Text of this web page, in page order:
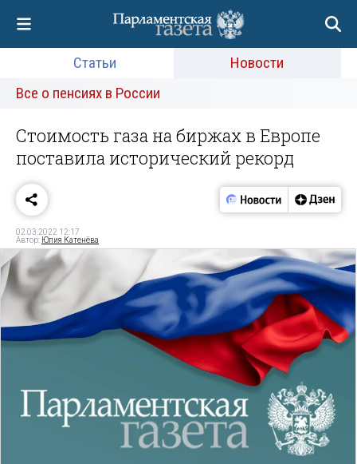
Статьи
Новости
Все о пенсиях в России
Стоимость газа на биржах в Европе
поставила исторический рекорд
02.03.2022 12:17
Автор: Юлия Катенёва